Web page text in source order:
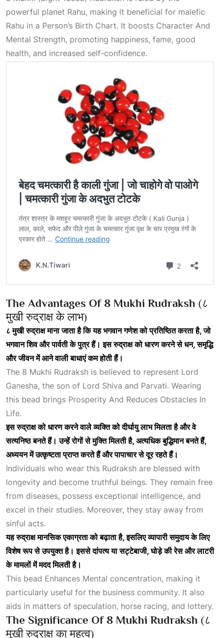
powerful planet Rahu, making it beneficial for malefic
Rahu in a Person’s Birth Chart. It boosts Character And
Mental Strength, promoting happiness, fame, good
health, and increased self-confidence.
The Advantages Of 8 Mukhi Rudraksh (८
मुखी रुद्राक्ष के लाभ)
८मुखीरुद्राक्षमानाजाताहैकियहभगवानगणेशकोप्रतिष्ठितकरताहै,जो
भगवानशिवऔरपार्वतीकेपुत्रहैं।इसरुद्राक्षकोधारणकरनेसेधन,समृद्धि
औरजीवनमेंआनेवालीबाधाएंकमहोतीहैं।
The 8 Mukhi Rudraksh is believed to represent Lord
Ganesha, the son of Lord Shiva and Parvati. Wearing
this bead brings Prosperity And Reduces Obstacles In
Life.
इसरुद्राक्षकोधारणकरनेवालेव्यक्तिकोदीर्घायुलाभमिलताहैऔरवे
सत्यनिष्ठबनतेहैं।उन्हेंरोगोंसेमुक्तिमिलतीहै, अत्यधिकबुद्धिमानबनतेहैं,
अध्ययनमेंउत्कृष्टताप्राप्तकरतेहैंऔरपापाचारसेदूररहतेहैं।
Individuals who wear this Rudraksh are blessed with
longevity and become truthful beings. They remain free
from diseases, possess exceptional intelligence, and
excel in their studies. Moreover, they stay away from
sinful acts.
यहरुद्राक्षमानसिकएकाग्रताकोबढ़ाताहै,इसलिएव्यापारीसमुदायकेलिए
विशेषरूपसेउपयुक्तहै।इससेदांपत्ययासट्टेबाजी,घोड़ेकीरेसऔरलाटरी
केमामलोंमेंमददमिलतीहै।
This bead Enhances Mental concentration, making it
particularly useful for the business community. It also
aids in matters of speculation, horse racing, and lottery.
The Significance Of 8 Mukhi Rudraksh (८
मुखी रुद्राक्ष का महत्व)